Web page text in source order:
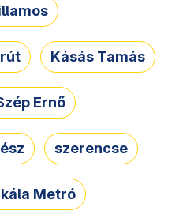
Kásás Tamás
Ernő
szerencse
Metró